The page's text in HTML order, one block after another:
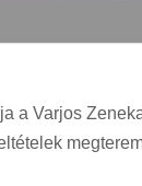
a Varjos